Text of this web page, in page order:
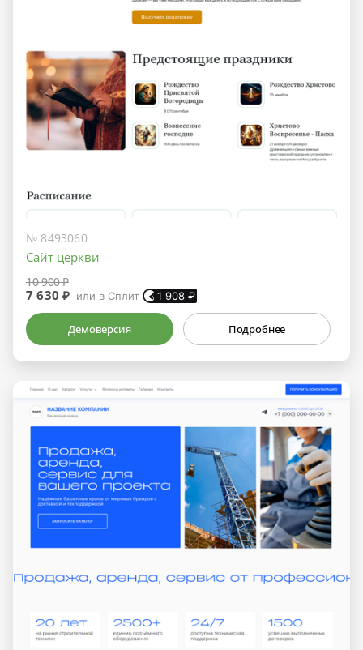
№ 8493060
Сайт церкви
10 900 ₽
7 630 ₽ или в Сплит 1 908 ₽
Демоверсия Подробнее